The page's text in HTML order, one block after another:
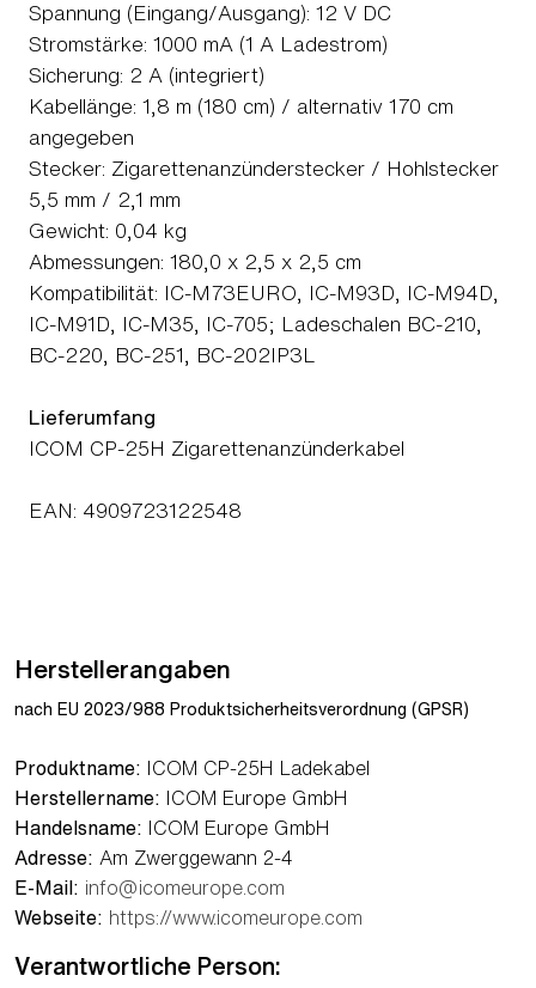
Spannung (Eingang/Ausgang): 12 V DC
Stromstärke: 1000 mA (1 A Ladestrom)
Sicherung: 2 A (integriert)
Kabellänge: 1,8 m (180 cm) / alternativ 170 cm
angegeben
Stecker: Zigarettenanzünderstecker / Hohlstecker
5,5 mm / 2,1 mm
Gewicht: 0,04 kg
Abmessungen: 180,0 x 2,5 x 2,5 cm
Kompatibilität: IC-M73EURO, IC-M93D, IC-M94D,
IC-M91D, IC-M35, IC-705; Ladeschalen BC-210,
BC-220, BC-251, BC-202IP3L
Lieferumfang
ICOM CP-25H Zigarettenanzünderkabel
EAN: 4909723122548
Herstellerangaben
nach EU 2023/988 Produktsicherheitsverordnung (GPSR)
Produktname: ICOM CP-25H Ladekabel
Herstellername: ICOM Europe GmbH
Handelsname: ICOM Europe GmbH
Adresse: Am Zwerggewann 2-4
E-Mail: info@icomeurope.com
Webseite: https://www.icomeurope.com
Verantwortliche Person: